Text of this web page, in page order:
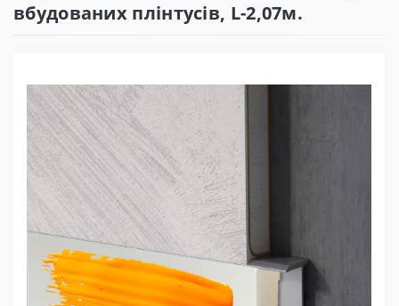
вбудованих плінтусів, L-2,07м.